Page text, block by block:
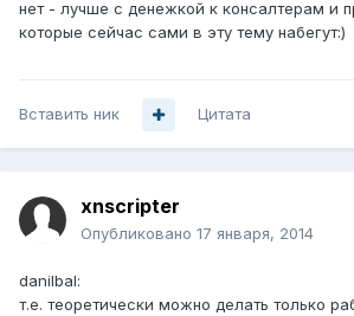
нет - лучше с денежкой к консалтерам и
которые сейчас сами в эту тему набегут:)
Вставить ник Цитата
xnscripter
Опубликовано 17 января, 2014
danilbal:
т.е. теоретически можно делать только